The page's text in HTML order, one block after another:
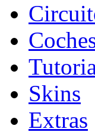
Skins
Extras